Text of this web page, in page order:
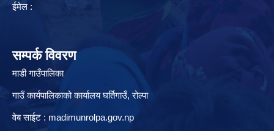
ईमेल :
सम्पर्क विवरण
माडी गाउँपालिका
गाउँ कार्यपालिकाको कार्यालय घर्तिगाउँ, रो‍‍ल्पा
वेब साईट : madimunrolpa.gov.np